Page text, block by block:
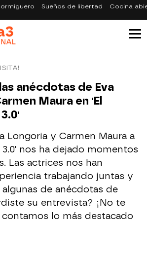
Sueños de libertad Cocina
anécdotas de Eva
Maura en 'El
Longoria y Carmen Maura a
nos ha dejado momentos
Las actrices nos han
trabajando juntas y
de anécdotas de
su entrevista? ¡No te
lo más destacado